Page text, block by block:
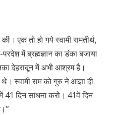
एक तो हो गये स्वामी रामतीर्थ,
में ब्रह्मज्ञान का डंका बजाया
देहरादून में अभी आश्रम है।
स्वामी राम को गुरु ने आज्ञा दी
41 दिन साधना करो। 41वें दिन